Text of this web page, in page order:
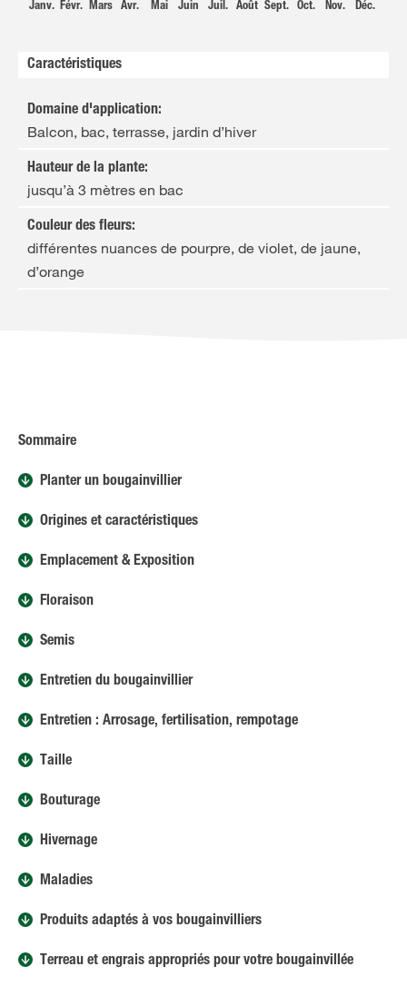
Janv. Févr. Mars Avr. Mai Juin Juil. Août Sept. Oct. Nov. Déc.
Caractéristiques
Domaine d'application:
Balcon, bac, terrasse, jardin d’hiver
Hauteur de la plante:
jusqu’à 3 mètres en bac
Couleur des fleurs:
différentes nuances de pourpre, de violet, de jaune,
d’orange
Sommaire
Planter un bougainvillier
Origines et caractéristiques
Emplacement & Exposition
Floraison
Semis
Entretien du bougainvillier
Entretien : Arrosage, fertilisation, rempotage
Taille
Bouturage
Hivernage
Maladies
Produits adaptés à vos bougainvilliers
Terreau et engrais appropriés pour votre bougainvillée